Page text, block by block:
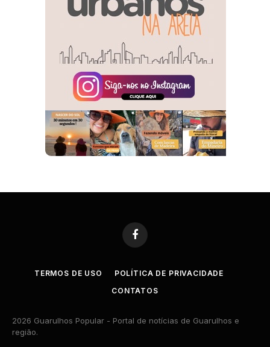
Facebook
TERMOS DE USO
POLÍTICA DE PRIVACIDADE
CONTATOS
2026 Guarulhos Popular - Portal de notícias de Guarulhos e
região.